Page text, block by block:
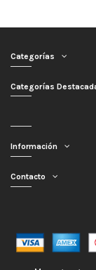
Categorías
Categorías
Información
Contacto